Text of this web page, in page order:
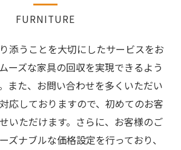
FURNITURE
添うことを大切にしたサービスをお
ーズな家具の回収を実現できるよう
また、お問い合わせを多くいただい
応しておりますので、初めてのお客
いただけます。さらに、お客様のご
ズナブルな価格設定を行っており、